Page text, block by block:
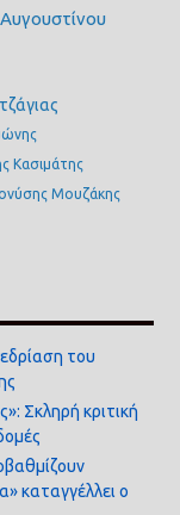
Κασιμάτης
Μουζάκης
του
Σκληρή κριτική
καταγγέλλει ο